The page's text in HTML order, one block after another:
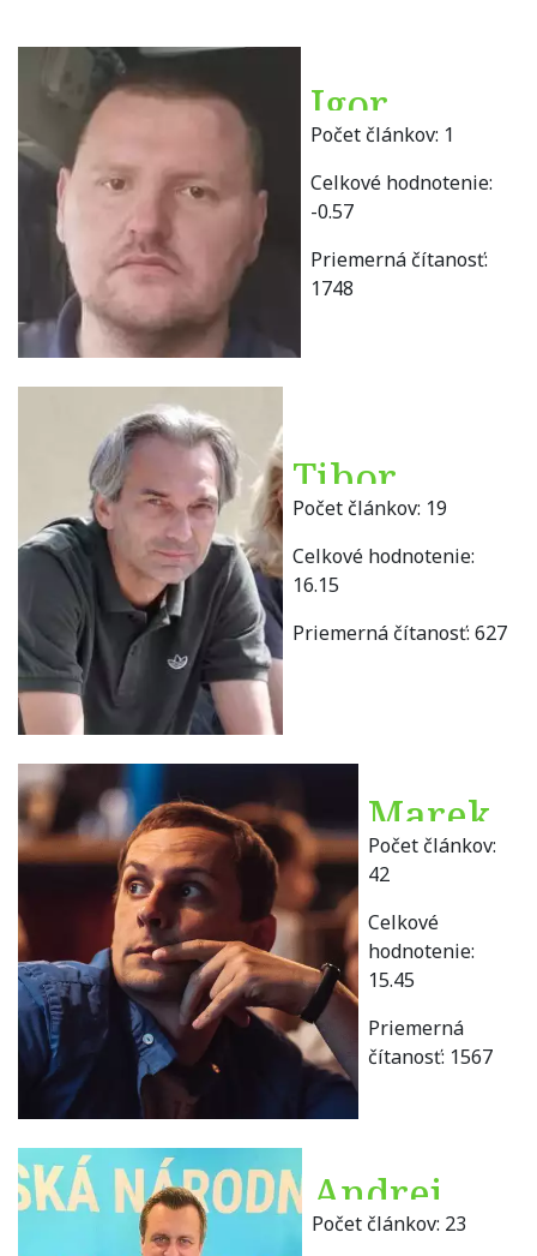
Igor
Ciesok
Počet článkov: 1
Celkové hodnotenie:
-0.57
Priemerná čítanosť:
1748
Tibor
Danáč
Počet článkov: 19
Celkové hodnotenie:
16.15
Priemerná čítanosť:627
Marek
Danko
Počet článkov:
42
Celkové
hodnotenie:
15.45
Priemerná
čítanosť: 1567
Andrej
Danko
Počet článkov: 23